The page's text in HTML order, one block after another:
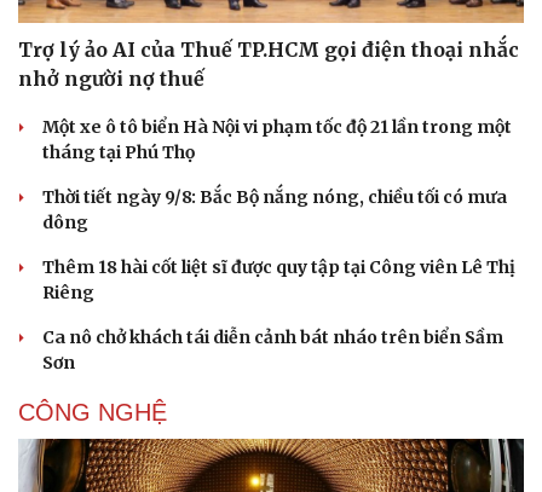
Trợ lý ảo AI của Thuế TP.HCM gọi điện thoại nhắc
nhở người nợ thuế
Một xe ô tô biển Hà Nội vi phạm tốc độ 21 lần trong một
tháng tại Phú Thọ
Thời tiết ngày 9/8: Bắc Bộ nắng nóng, chiều tối có mưa
dông
Thêm 18 hài cốt liệt sĩ được quy tập tại Công viên Lê Thị
Riêng
Ca nô chở khách tái diễn cảnh bát nháo trên biển Sầm
Sơn
CÔNG NGHỆ